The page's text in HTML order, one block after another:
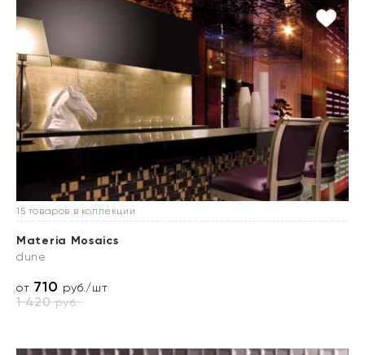
15 товаров в коллекции
Materia Mosaics
dune
от 710 руб./шт
1 420руб.